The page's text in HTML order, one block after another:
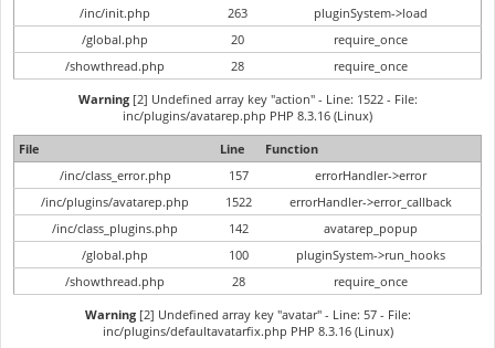
/inc/init.php
263
pluginSystem->load
/global.php
20
require_once
/showthread.php
28
require_once
Warning[2] Undefined array key "action" - Line: 1522 - File:
inc/plugins/avatarep.php PHP 8.3.16 (Linux)
File
Line
Function
/inc/class_error.php
157
errorHandler->error
/inc/plugins/avatarep.php
1522
errorHandler->error_callback
/inc/class_plugins.php
142
avatarep_popup
/global.php
100
pluginSystem->run_hooks
/showthread.php
28
require_once
Warning[2] Undefined array key "avatar" - Line: 57 - File:
inc/plugins/defaultavatarfix.php PHP 8.3.16 (Linux)